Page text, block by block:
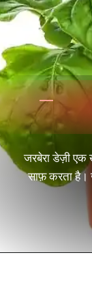
जरबेरा डेज़ी एक
साफ़ करता है।